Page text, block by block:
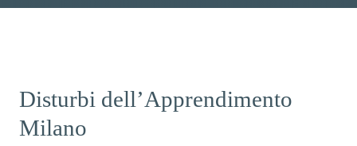
Disturbi dell’Apprendimento
Milano